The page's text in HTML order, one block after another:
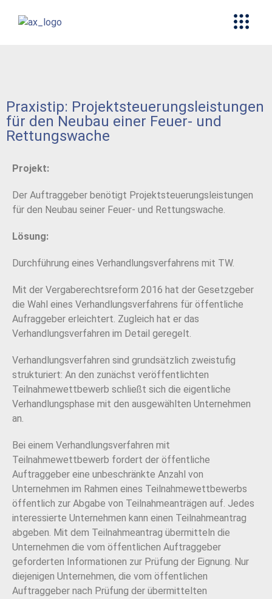
Praxistip: Projektsteuerungsleistungen
für den Neubau einer Feuer- und
Rettungswache
Projekt:
Der Auftraggeber benötigt Projektsteuerungsleistungen
für den Neubau seiner Feuer- und Rettungswache.
Lösung:
Durchführung eines Verhandlungsverfahrens mit TW.
Mit der Vergaberechtsreform 2016 hat der Gesetzgeber
die Wahl eines Verhandlungsverfahrens für öffentliche
Aufraggeber erleichtert. Zugleich hat er das
Verhandlungsverfahren im Detail geregelt.
Verhandlungsverfahren sind grundsätzlich zweistufig
strukturiert: An den zunächst veröffentlichten
Teilnahmewettbewerb schließt sich die eigentliche
Verhandlungsphase mit den ausgewählten Unternehmen
an.
Bei einem Verhandlungsverfahren mit
Teilnahmewettbewerb fordert der öffentliche
Auftraggeber eine unbeschränkte Anzahl von
Unternehmen im Rahmen eines Teilnahmewettbewerbs
öffentlich zur Abgabe von Teilnahmeanträgen auf. Jedes
interessierte Unternehmen kann einen Teilnahmeantrag
abgeben. Mit dem Teilnahmeantrag übermitteln die
Unternehmen die vom öffentlichen Auftraggeber
geforderten Informationen zur Prüfung der Eignung. Nur
diejenigen Unternehmen, die vom öffentlichen
Auftraggeber nach Prüfung der übermittelten